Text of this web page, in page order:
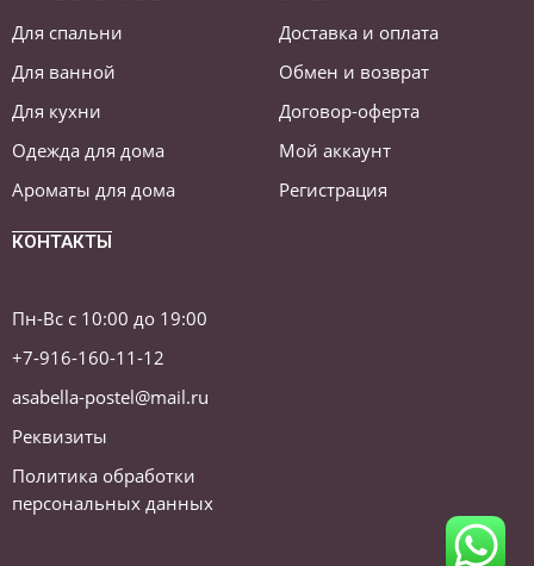
Для спальни
Для ванной
Для кухни
Одежда для дома
Ароматы для дома
Доставка и оплата
Обмен и возврат
Договор-оферта
Мой аккаунт
Регистрация
КОНТАКТЫ
Пн-Вс с 10:00 до 19:00
+7-916-160-11-12
asabella-postel@mail.ru
Реквизиты
Политика обработки
персональных данных